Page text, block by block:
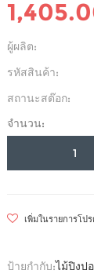
ผู้ผลิต:
รหัสสินค้า:
สถานะสต๊อก:
จำนวน:
เพิ่มในรายการโป
ป้ายกำกับ:ไม้ปิงป